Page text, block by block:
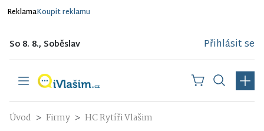
ReklamaKoupit reklamu
So 8. 8., Soběslav Přihlásit se
Úvod Firmy HC Rytíři Vlašim